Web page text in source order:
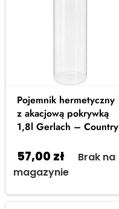
Pojemnik hermetyczny
z akacjową pokrywką
1,8l Gerlach – Country
57,00 zł
Brak na
magazynie